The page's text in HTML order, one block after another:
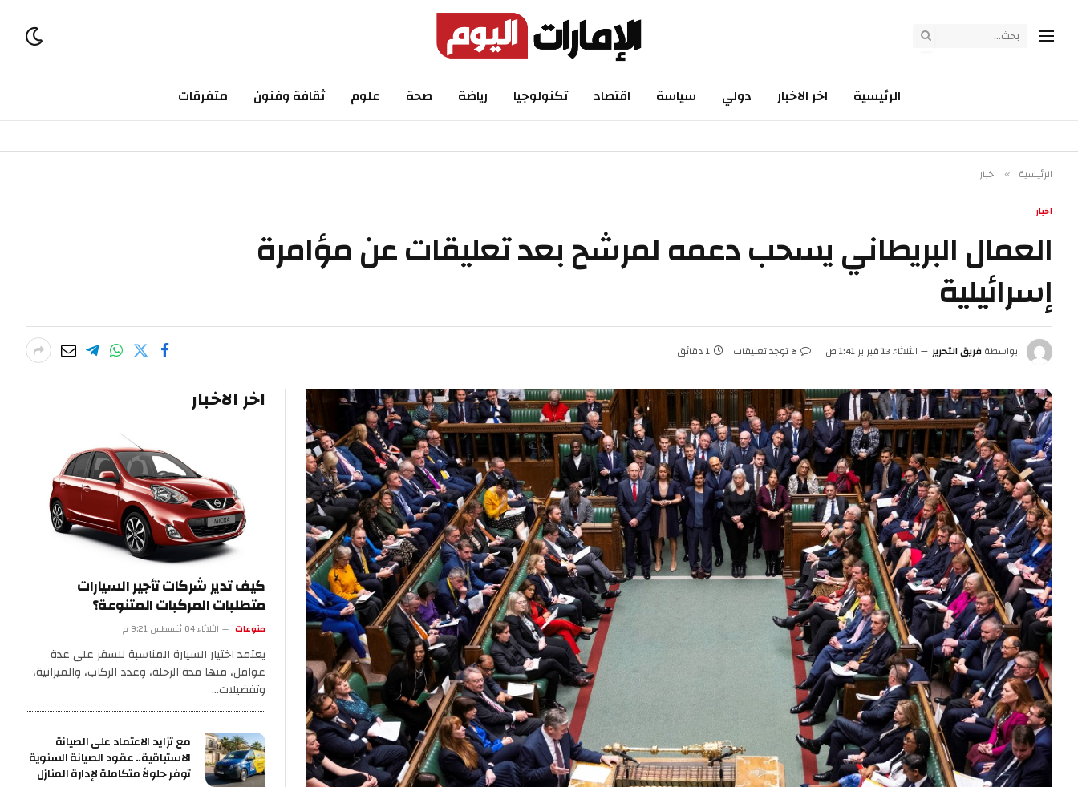
الرئيسية اخر الاخبار دولي سياسة اقتصاد تكنولوجيا رياضة صحة علوم ثقافة وفنون متفرقات
الرئيسية » اخبار
اخبار
العمال البريطاني يسحب دعمه لمرشح بعد تعليقات عن مؤامرة
إسرائيلية
بواسطةفريق التحرير الثلاثاء 13 فبراير 1:41 ص لا توجد تعليقات 1 دقائق
اخر الاخبار
كيف تدير شركات تأجير السيارات
متطلبات المركبات المتنوعة؟
منوعات الثلاثاء 04 أغسطس 9:21 م
يعتمد اختيار السيارة المناسبة للسفر على عدة
عوامل، منها مدة الرحلة، وعدد الركاب، والميزانية،
وتفضيلات…
مع تزايد الاعتماد على الصيانة
الاستباقية.. عقود الصيانة السنوية
توفر حلولاً متكاملة لإدارة المنازل